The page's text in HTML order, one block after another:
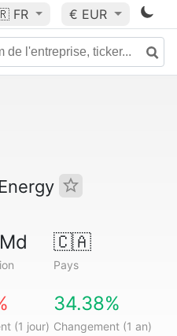
FR € EUR
🇨🇦
Pays
(1 jour)
34.38%
Changement (1 an)